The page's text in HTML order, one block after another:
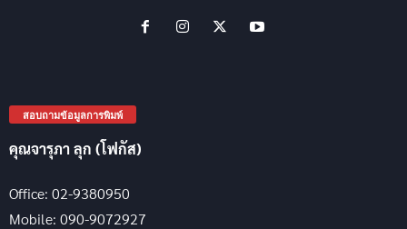
สอบถามข้อมูลการพิมพ์
คุณจารุภา ลุก (โฟกัส)
Office: 02-9380950
Mobile: 090-9072927